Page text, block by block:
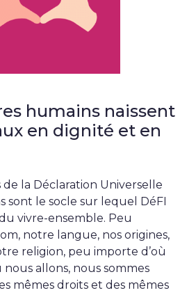
humains naissent
en dignité et en
de la Déclaration Universelle
sont le socle sur lequel DéFI
vivre-ensemble. Peu
notre langue, nos origines,
religion, peu importe d’où
allons, nous sommes
mêmes droits et des mêmes